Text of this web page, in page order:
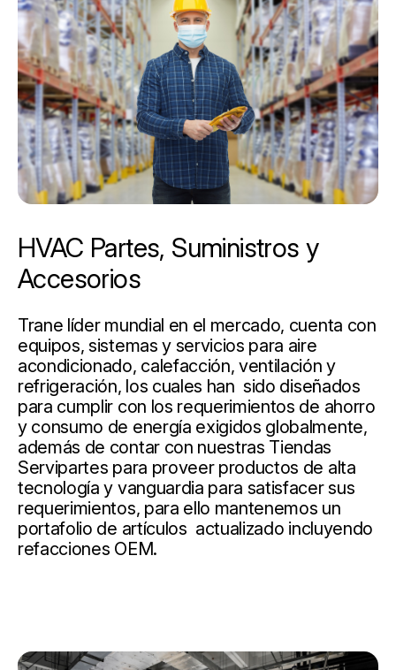
HVAC Partes, Suministros y
Accesorios
Trane líder mundial en el mercado, cuenta con
equipos, sistemas y servicios para aire
acondicionado, calefacción, ventilación y
refrigeración, los cuales han sido diseñados
para cumplir con los requerimientos de ahorro
y consumo de energía exigidos globalmente,
además de contar con nuestras Tiendas
Servipartes para proveer productos de alta
tecnología y vanguardia para satisfacer sus
requerimientos, para ello mantenemos un
portafolio de artículos actualizado incluyendo
refacciones OEM.